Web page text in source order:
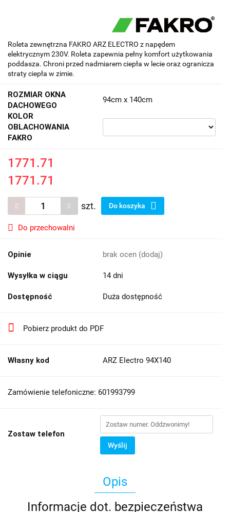
Roleta zewnętrzna FAKRO ARZ ELECTRO z napędem
elektrycznym 230V. Roleta zapewnia pełny komfort użytkowania
poddasza. Chroni przed nadmiarem ciepła w lecie oraz ogranicza
straty ciepła w zimie.
ROZMIAR OKNA
DACHOWEGO
94cm x 140cm
KOLOR
OBLACHOWANIA
FAKRO
1771.71
1771.71
szt. Do koszyka
Do przechowalni
Opinie brak ocen (dodaj)
Wysyłka w ciągu 14 dni
Dostępność Duża dostępność
Pobierz produkt do PDF
Własny kod ARZ Electro 94X140
Zamówienie telefoniczne: 601993799
Zostaw telefon
Wyślij
Opis
Informacje dot. bezpieczeństwa